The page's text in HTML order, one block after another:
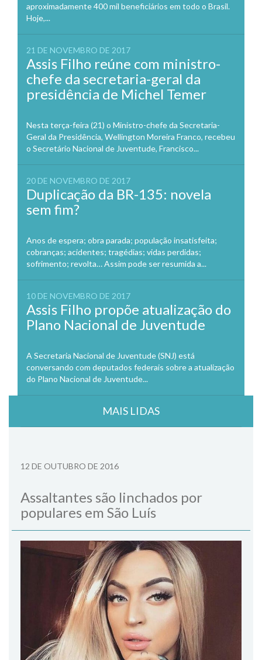
aproximadamente 400 mil beneficiários em todo o Brasil.
Hoje,...
21 DE NOVEMBRO DE 2017
Assis Filho reúne com ministro-
chefe da secretaria-geral da
presidência de Michel Temer
Nesta terça-feira (21) o Ministro-chefe da Secretaria-
Geral da Presidência, Wellington Moreira Franco, recebeu
o Secretário Nacional de Juventude, Francisco...
20 DE NOVEMBRO DE 2017
Duplicação da BR-135: novela
sem fim?
Anos de espera; obra parada; população insatisfeita;
cobranças; acidentes; tragédias; vidas perdidas;
sofrimento; revolta… Assim pode ser resumida a...
10 DE NOVEMBRO DE 2017
Assis Filho propõe atualização do
Plano Nacional de Juventude
A Secretaria Nacional de Juventude (SNJ) está
conversando com deputados federais sobre a atualização
do Plano Nacional de Juventude...
MAIS LIDAS
12 DE OUTUBRO DE 2016
Assaltantes são linchados por
populares em São Luís